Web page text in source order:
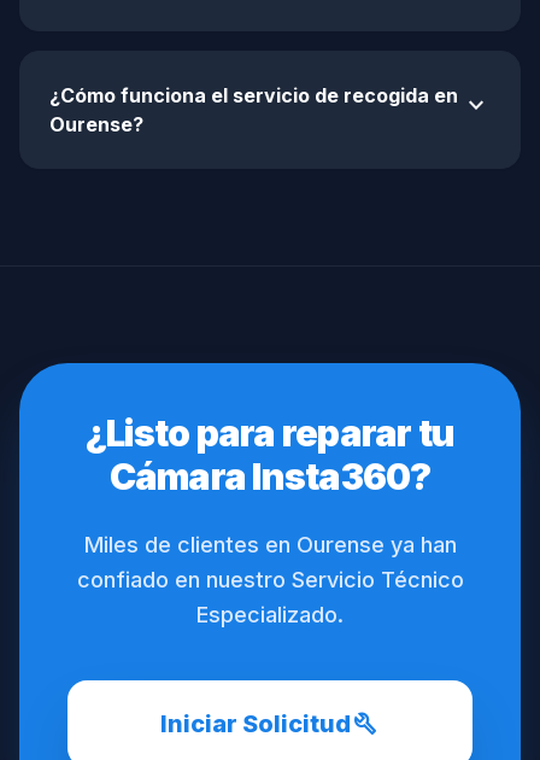
¿Cómo funciona el servicio de recogida en
Ourense?
expand_more
¿Listo para reparar tu
Cámara Insta360?
Miles de clientes en Ourense ya han
confiado en nuestro Servicio Técnico
Especializado.
Iniciar Solicitudbuild